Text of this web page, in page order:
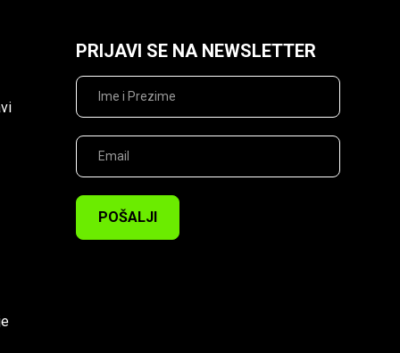
PRIJAVI SE NA NEWSLETTER
POŠALJI